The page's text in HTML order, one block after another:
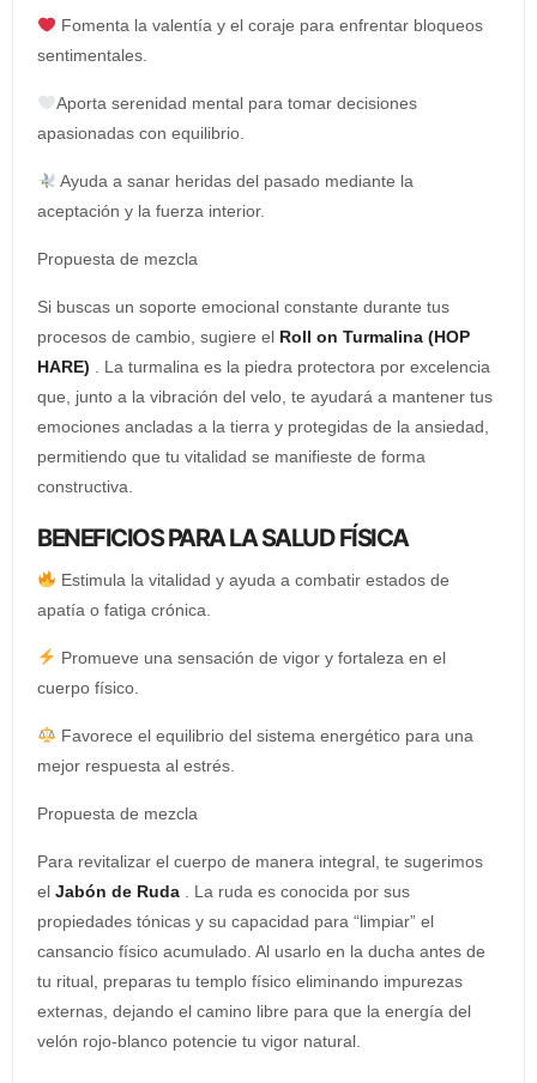
Fomenta la valentía y el coraje para enfrentar bloqueos
sentimentales.
Aporta serenidad mental para tomar decisiones
apasionadas con equilibrio.
Ayuda a sanar heridas del pasado mediante la
aceptación y la fuerza interior.
Propuesta de mezcla
Si buscas un soporte emocional constante durante tus
procesos de cambio, sugiere el
Roll on Turmalina (HOP
HARE) . La turmalina es la piedra protectora por excelencia
que, junto a la vibración del velo, te ayudará a mantener tus
emociones ancladas a la tierra y protegidas de la ansiedad,
permitiendo que tu vitalidad se manifieste de forma
constructiva.
BENEFICIOS PARA LA SALUD FÍSICA
Estimula la vitalidad y ayuda a combatir estados de
apatía o fatiga crónica.
Promueve una sensación de vigor y fortaleza en el
cuerpo físico.
Favorece el equilibrio del sistema energético para una
mejor respuesta al estrés.
Propuesta de mezcla
Para revitalizar el cuerpo de manera integral, te sugerimos
el Jabón de Ruda . La ruda es conocida por sus
propiedades tónicas y su capacidad para “limpiar” el
cansancio físico acumulado. Al usarlo en la ducha antes de
tu ritual, preparas tu templo físico eliminando impurezas
externas, dejando el camino libre para que la energía del
velón rojo-blanco potencie tu vigor natural.